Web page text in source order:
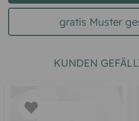
gratis Muster
KUNDEN